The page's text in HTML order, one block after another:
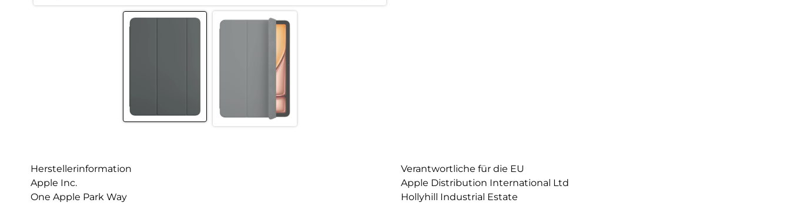
Herstellerinformation
Apple Inc.
One Apple Park Way
Verantwortliche für die EU
Apple Distribution International Ltd
Hollyhill Industrial Estate